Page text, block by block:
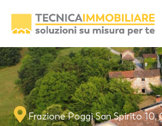
Frazione Poggi San Spirito 10,